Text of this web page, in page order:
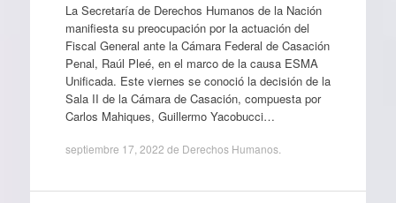
La Secretaría de Derechos Humanos de la Nación
manifiesta su preocupación por la actuación del
Fiscal General ante la Cámara Federal de Casación
Penal, Raúl Pleé, en el marco de la causa ESMA
Unificada. Este viernes se conoció la decisión de la
Sala II de la Cámara de Casación, compuesta por
Carlos Mahiques, Guillermo Yacobucci…
septiembre 17, 2022 de Derechos Humanos.